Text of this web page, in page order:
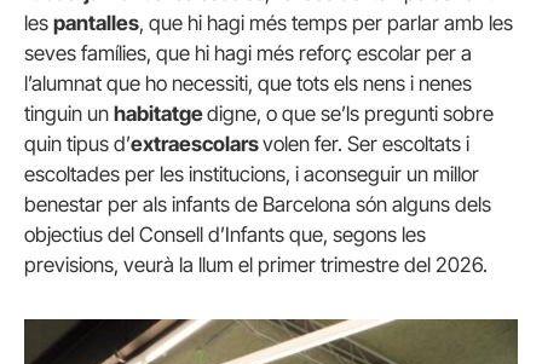
les pantalles, que hi hagi més temps per parlar amb les
seves famílies, que hi hagi més reforç escolar per a
l’alumnat que ho necessiti, que tots els nens i nenes
tinguin un habitatgedigne, o que se’ls pregunti sobre
quin tipus d’extraescolarsvolen fer. Ser escoltats i
escoltades per les institucions, i aconseguir un millor
benestar per als infants de Barcelona són alguns dels
objectius del Consell d’Infants que, segons les
previsions, veurà la llum el primer trimestre del 2026.